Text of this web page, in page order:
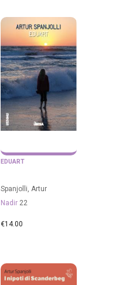
EDUART
Spanjolli, Artur
Nadir 22
€14.00